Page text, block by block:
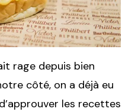
rage depuis bien
côté, on a déjà eu
les recettes